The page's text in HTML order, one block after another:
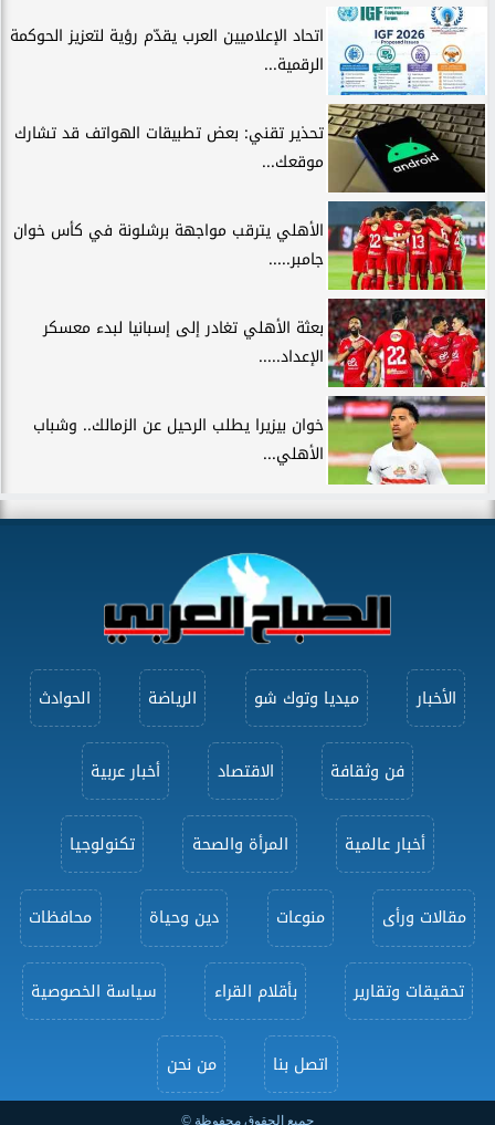
اتحاد الإعلاميين العرب يقدّم رؤية لتعزيز الحوكمة
الرقمية...
تحذير تقني: بعض تطبيقات الهواتف قد تشارك
موقعك...
الأهلي يترقب مواجهة برشلونة في كأس خوان
جامبر.....
بعثة الأهلي تغادر إلى إسبانيا لبدء معسكر
الإعداد.....
خوان بيزيرا يطلب الرحيل عن الزمالك.. وشباب
الأهلي...
الأخبار ميديا وتوك شو الرياضة الحوادث
فن وثقافة الاقتصاد أخبار عربية
أخبار عالمية المرأة والصحة تكنولوجيا
مقالات ورأى منوعات دين وحياة محافظات
تحقيقات وتقارير بأقلام القراء سياسة الخصوصية
اتصل بنا من نحن
جميع الحقوق محفوظة ©